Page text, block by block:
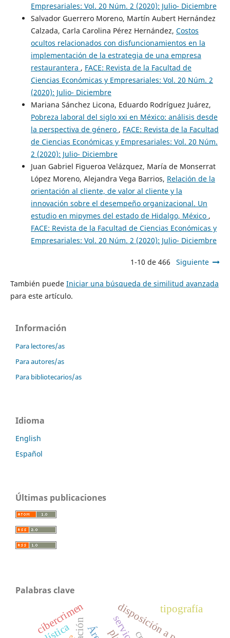
Empresariales: Vol. 20 Núm. 2 (2020): Julio- Diciembre
Salvador Guerrero Moreno, Martín Aubert Hernández
Calzada, Carla Carolina Pérez Hernández, Costos
ocultos relacionados con disfuncionamientos en la
implementación de la estrategia de una empresa
restaurantera , FACE: Revista de la Facultad de
Ciencias Económicas y Empresariales: Vol. 20 Núm. 2
(2020): Julio- Diciembre
Mariana Sánchez Licona, Eduardo Rodríguez Juárez,
Pobreza laboral del siglo xxi en México: análisis desde
la perspectiva de género , FACE: Revista de la Facultad
de Ciencias Económicas y Empresariales: Vol. 20 Núm.
2 (2020): Julio- Diciembre
Juan Gabriel Figueroa Velázquez, María de Monserrat
López Moreno, Alejandra Vega Barrios, Relación de la
orientación al cliente, de valor al cliente y la
innovación sobre el desempeño organizacional. Un
estudio en mipymes del estado de Hidalgo, México ,
FACE: Revista de la Facultad de Ciencias Económicas y
Empresariales: Vol. 20 Núm. 2 (2020): Julio- Diciembre
1-10 de 466 Siguiente
También puede Iniciar una búsqueda de similitud avanzada
para este artículo.
Información
Para lectores/as
Para autores/as
Para bibliotecarios/as
Idioma
English
Español
Últimas publicaciones
Palabras clave
disposición a pagar
cibercrimen tipografía